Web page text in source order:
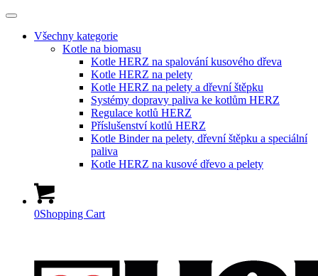
Všechny kategorie
Kotle na biomasu
Kotle HERZ na spalování kusového dřeva
Kotle HERZ na pelety
Kotle HERZ na pelety a dřevní štěpku
Systémy dopravy paliva ke kotlům HERZ
Regulace kotlů HERZ
Příslušenství kotlů HERZ
Kotle Binder na pelety, dřevní štěpku a speciální
paliva
Kotle HERZ na kusové dřevo a pelety
0Shopping Cart